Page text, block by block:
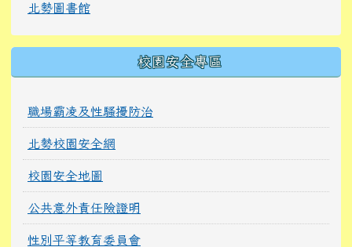
北勢圖書館
校園安全專區
職場霸凌及性騷擾防治
北勢校園安全網
校園安全地圖
公共意外責任險證明
性別平等教育委員會